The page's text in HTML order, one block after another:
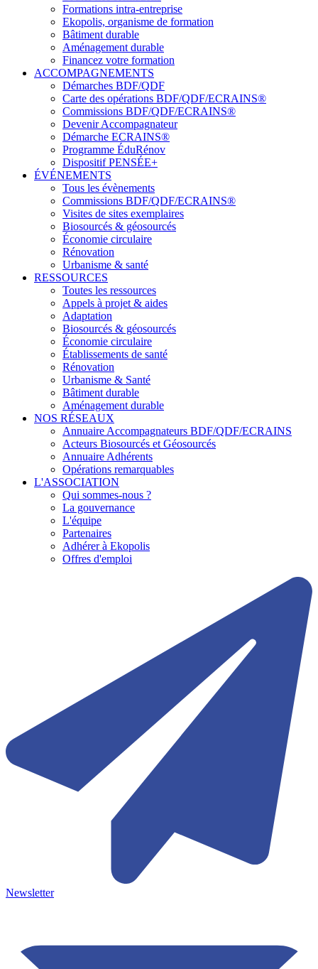
Formations intra-entreprise
Ekopolis, organisme de formation
Bâtiment durable
Aménagement durable
Financez votre formation
ACCOMPAGNEMENTS
Démarches BDF/QDF
Carte des opérations BDF/QDF/ECRAINS®
Commissions BDF/QDF/ECRAINS®
Devenir Accompagnateur
Démarche ECRAINS®
Programme ÉduRénov
Dispositif PENSÉE+
ÉVÉNEMENTS
Tous les évènements
Commissions BDF/QDF/ECRAINS®
Visites de sites exemplaires
Biosourcés & géosourcés
Économie circulaire
Rénovation
Urbanisme & santé
RESSOURCES
Toutes les ressources
Appels à projet & aides
Adaptation
Biosourcés & géosourcés
Économie circulaire
Établissements de santé
Rénovation
Urbanisme & Santé
Bâtiment durable
Aménagement durable
NOS RÉSEAUX
Annuaire Accompagnateurs BDF/QDF/ECRAINS
Acteurs Biosourcés et Géosourcés
Annuaire Adhérents
Opérations remarquables
L'ASSOCIATION
Qui sommes-nous ?
La gouvernance
L'équipe
Partenaires
Adhérer à Ekopolis
Offres d'emploi
Newsletter